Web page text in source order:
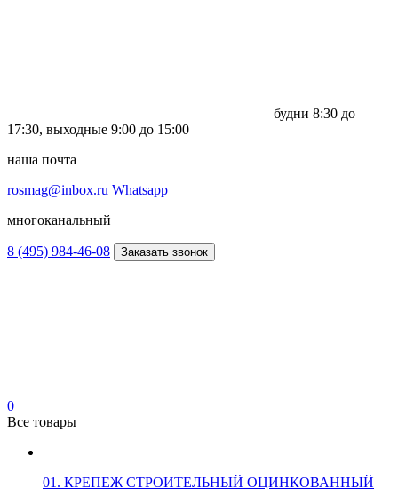
будни 8:30 до
17:30, выходные 9:00 до 15:00
наша почта
rosmag@inbox.ru Whatsapp
многоканальный
8 (495) 984-46-08 Заказать звонок
0
Все товары
01. КРЕПЕЖ СТРОИТЕЛЬНЫЙ ОЦИНКОВАННЫЙ